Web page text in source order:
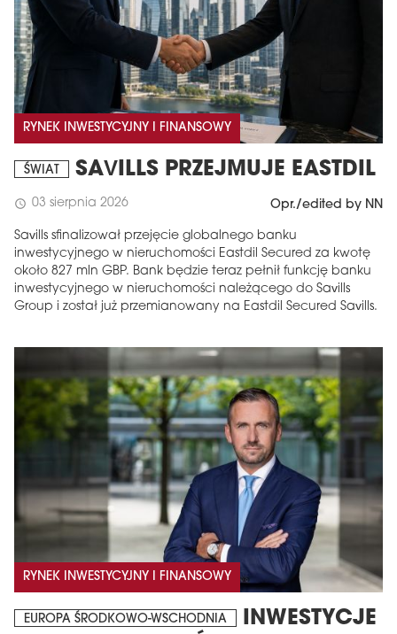
RYNEK INWESTYCYJNY I FINANSOWY
ŚWIAT SAVILLS PRZEJMUJE EASTDIL
schedule 03 sierpnia 2026 Opr./edited by NN
Savills sfinalizował przejęcie globalnego banku
inwestycyjnego w nieruchomości Eastdil Secured za kwotę
około 827 mln GBP. Bank będzie teraz pełnił funkcję banku
inwestycyjnego w nieruchomości należącego do Savills
Group i został już przemianowany na Eastdil Secured Savills.
RYNEK INWESTYCYJNY I FINANSOWY
EUROPA ŚRODKOWO-WSCHODNIA
INWESTYCJE